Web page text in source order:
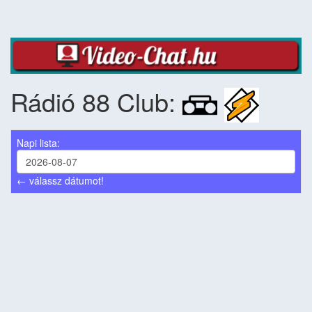
Rádió 88 Club:
Napi lista:
← válassz dátumot!